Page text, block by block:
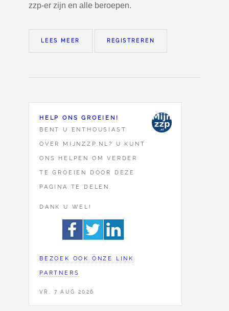
zzp-er zijn en alle beroepen.
LEES MEER REGISTREREN
HELP ONS GROEIEN!
BENT U ENTHOUSIAST
OVER MIJNZZP.NL? U KUNT
ONS HELPEN OM VERDER
TE GROEIEN DOOR DEZE
PAGINA TE DELEN.
DANK U WEL!
BEZOEK OOK ONZE LINK
PARTNERS
VR, 7 AUG 2026